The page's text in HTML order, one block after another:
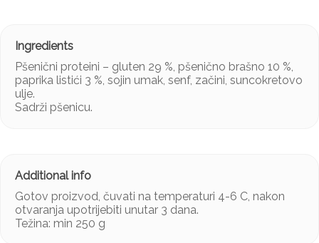
Pšenični proteini – gluten 29 %, pšenično brašno 10 %,
paprika listići 3 %, sojin umak, senf, začini, suncokretovo
ulje.
Sadrži pšenicu.
Gotov proizvod, čuvati na temperaturi 4-6 C, nakon
otvaranja upotrijebiti unutar 3 dana.
Težina: min 250 g